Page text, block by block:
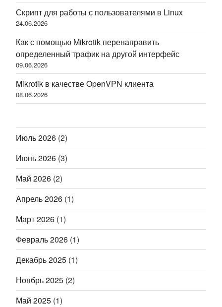
Скрипт для работы с пользователями в Linux
24.06.2026
Как с помощью Mikrotik перенаправить
определенный трафик на другой интерфейс
09.06.2026
Mikrotik в качестве OpenVPN клиента
08.06.2026
Июль 2026 (2)
Июнь 2026 (3)
Май 2026 (2)
Апрель 2026 (1)
Март 2026 (1)
Февраль 2026 (1)
Декабрь 2025 (1)
Ноябрь 2025 (2)
Май 2025 (1)